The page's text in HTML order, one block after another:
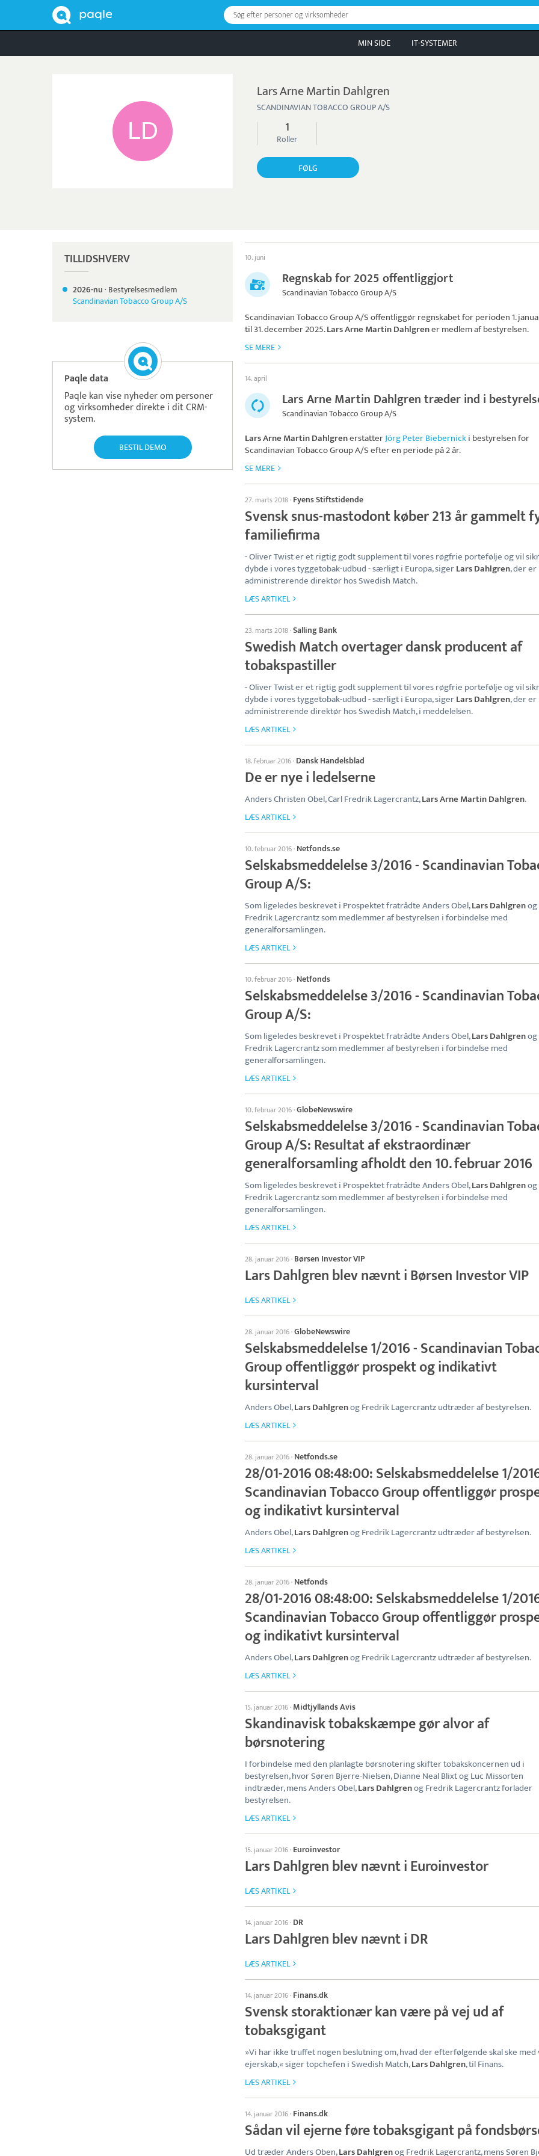
Søg efter personer og virksomheder
MIN SIDE IT-SYSTEMER
Lars Arne Martin Dahlgren
SCANDINAVIAN TOBACCO GROUP A/S
1
Roller
FØLG
TILLIDSHVERV
2026-nu· Bestyrelsesmedlem
Scandinavian Tobacco Group A/S
Paqle data
Paqle kan vise nyheder om personer
og virksomheder direkte i dit CRM-
system.
BESTIL DEMO
10. juni
Regnskab for 2025 offentliggjort
Scandinavian Tobacco Group A/S
Scandinavian Tobacco Group A/Soffentliggør regnskabet for perioden 1.
til 31. december 2025.Lars Arne Martin Dahlgrener medlem af bestyrelsen.
SE MERE
14. april
Lars Arne Martin Dahlgren træder ind i
Scandinavian Tobacco Group A/S
Lars Arne Martin DahlgrenerstatterJörg Peter Biebernicki bestyrelsen for
Scandinavian Tobacco Group A/Sefter en periode på 2 år.
SE MERE
27. marts 2018· Fyens Stiftstidende
Svensk snus-mastodont køber 213 år gammelt
familiefirma
- Oliver Twist er et rigtig godt supplement til vores røgfrie portefølje og vil
dybde i vores tyggetobak-udbud - særligt i Europa, sigerLars Dahlgren, der er
administrerende direktør hos Swedish Match.
LÆS ARTIKEL
23. marts 2018·Salling Bank
Swedish Match overtager dansk producent af
tobakspastiller
- Oliver Twist er et rigtig godt supplement til vores røgfrie portefølje og vil
dybde i vores tyggetobak-udbud - særligt i Europa, sigerLars Dahlgren, der er
administrerende direktør hos Swedish Match, i meddelelsen.
LÆS ARTIKEL
18. februar 2016· Dansk Handelsblad
De er nye i ledelserne
Anders Christen Obel, Carl Fredrik Lagercrantz,Lars Arne Martin Dahlgren.
LÆS ARTIKEL
10. februar 2016· Netfonds.se
Selskabsmeddelelse 3/2016 - Scandinavian
Group A/S:
Som ligeledes beskrevet i Prospektet fratrådte Anders Obel,Lars Dahlgrenog
Fredrik Lagercrantz som medlemmer af bestyrelsen i forbindelse med
generalforsamlingen.
LÆS ARTIKEL
10. februar 2016· Netfonds
Selskabsmeddelelse 3/2016 - Scandinavian
Group A/S:
Som ligeledes beskrevet i Prospektet fratrådte Anders Obel,Lars Dahlgrenog
Fredrik Lagercrantz som medlemmer af bestyrelsen i forbindelse med
generalforsamlingen.
LÆS ARTIKEL
10. februar 2016·GlobeNewswire
Selskabsmeddelelse 3/2016 - Scandinavian
Group A/S: Resultat af ekstraordinær
generalforsamling afholdt den 10. februar 2016
Som ligeledes beskrevet i Prospektet fratrådte Anders Obel,Lars Dahlgrenog
Fredrik Lagercrantz som medlemmer af bestyrelsen i forbindelse med
generalforsamlingen.
LÆS ARTIKEL
28. januar 2016· Børsen Investor VIP
Lars Dahlgren blev nævnt i Børsen Investor VIP
LÆS ARTIKEL
28. januar 2016·GlobeNewswire
Selskabsmeddelelse 1/2016 - Scandinavian
Group offentliggør prospekt og indikativt
kursinterval
Anders Obel,Lars Dahlgrenog Fredrik Lagercrantz udtræder af bestyrelsen.
LÆS ARTIKEL
28. januar 2016· Netfonds.se
28/01-2016 08:48:00: Selskabsmeddelelse 1/
Scandinavian Tobacco Group offentliggør
og indikativt kursinterval
Anders Obel,Lars Dahlgrenog Fredrik Lagercrantz udtræder af bestyrelsen.
LÆS ARTIKEL
28. januar 2016· Netfonds
28/01-2016 08:48:00: Selskabsmeddelelse 1/
Scandinavian Tobacco Group offentliggør
og indikativt kursinterval
Anders Obel,Lars Dahlgrenog Fredrik Lagercrantz udtræder af bestyrelsen.
LÆS ARTIKEL
15. januar 2016· Midtjyllands Avis
Skandinavisk tobakskæmpe gør alvor af
børsnotering
I forbindelse med den planlagte børsnotering skifter tobakskoncernen ud i
bestyrelsen, hvor Søren Bjerre-Nielsen, Dianne Neal Blixt og Luc Missorten
indtræder, mens Anders Obel,Lars Dahlgrenog Fredrik Lagercrantz forlader
bestyrelsen.
LÆS ARTIKEL
15. januar 2016· Euroinvestor
Lars Dahlgren blev nævnt i Euroinvestor
LÆS ARTIKEL
14. januar 2016· DR
Lars Dahlgren blev nævnt i DR
LÆS ARTIKEL
14. januar 2016· Finans.dk
Svensk storaktionær kan være på vej ud af
tobaksgigant
»Vi har ikke truffet nogen beslutning om, hvad der efterfølgende skal ske med
ejerskab,« siger topchefen i Swedish Match,Lars Dahlgren, til Finans.
LÆS ARTIKEL
14. januar 2016· Finans.dk
Sådan vil ejerne føre tobaksgigant på
Ud træder Anders Oben,Lars Dahlgrenog Fredrik Lagercrantz, mens Søren